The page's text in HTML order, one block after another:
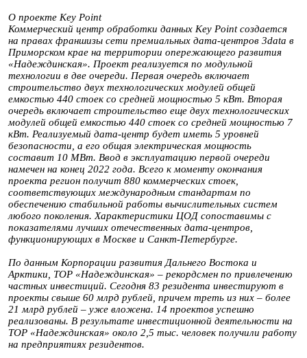
О проекте Key Point
Коммерческий центр обработки данных Key Point создается
на правах франшизы сети премиальных дата-центров 3data в
Приморском крае на территории опережающего развития
«Надеждинская». Проект реализуется по модульной
технологии в две очереди. Первая очередь включает
строительство двух технологических модулей общей
емкостью 440 стоек со средней мощностью 5 кВт. Вторая
очередь включает строительство еще двух технологических
модулей общей емкостью 440 стоек со средней мощностью 7
кВт. Реализуемый дата-центр будет иметь 5 уровней
безопасности, а его общая электрическая мощность
составит 10 МВт. Ввод в эксплуатацию первой очереди
намечен на конец 2022 года. Всего к моменту окончания
проекта регион получит 880 коммерческих стоек,
соответствующих международным стандартам по
обеспечению стабильной работы вычислительных систем
любого поколения. Характеристики ЦОД сопоставимы с
показателями лучших отечественных дата-центров,
функционирующих в Москве и Санкт-Петербурге.
По данным Корпорации развития Дальнего Востока и
Арктики, ТОР «Надеждинская» – рекордсмен по привлечению
частных инвестиций. Сегодня 83 резидента инвестируют в
проекты свыше 60 млрд рублей, причем треть из них – более
21 млрд рублей – уже вложена. 14 проектов успешно
реализованы. В результате инвестиционной деятельности на
ТОР «Надеждинская» около 2,5 тыс. человек получили работу
на предприятиях резидентов.